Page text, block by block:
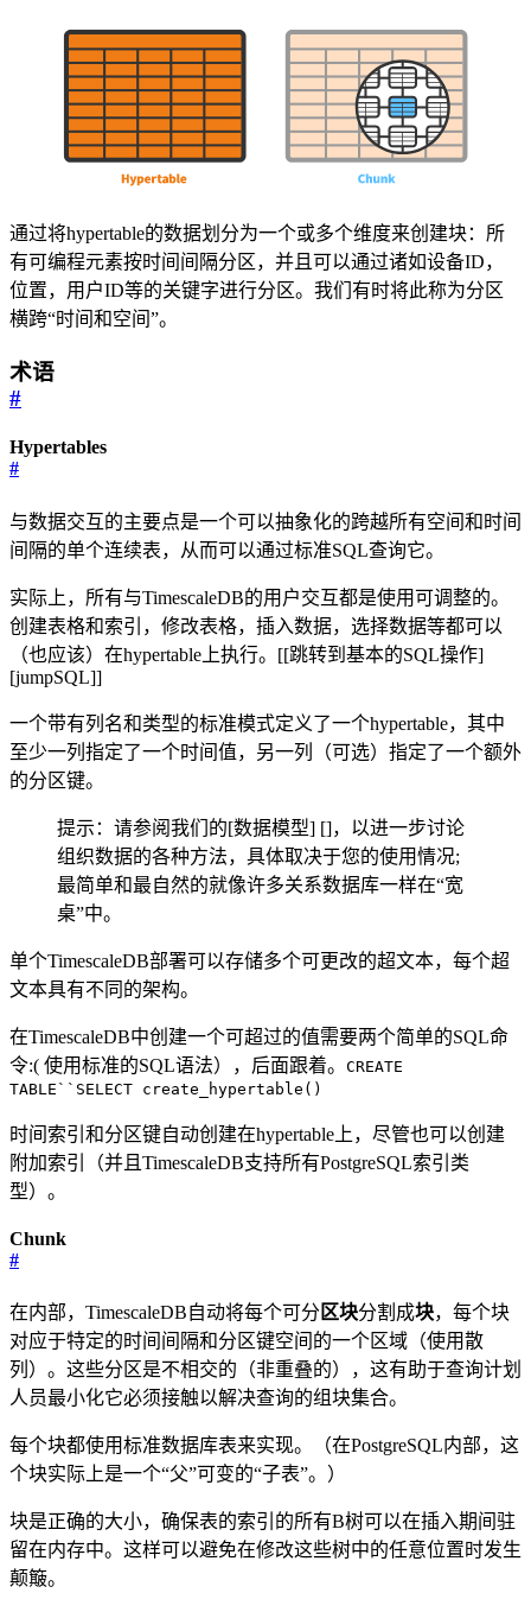
通过将hypertable的数据划分为一个或多个维度来创建块：所
有可编程元素按时间间隔分区，并且可以通过诸如设备ID，
位置，用户ID等的关键字进行分区。我们有时将此称为分区
横跨“时间和空间”。
术语
#
Hypertables
#
与数据交互的主要点是一个可以抽象化的跨越所有空间和时间
间隔的单个连续表，从而可以通过标准SQL查询它。
实际上，所有与TimescaleDB的用户交互都是使用可调整的。
创建表格和索引，修改表格，插入数据，选择数据等都可以
（也应该）在hypertable上执行。[[跳转到基本的SQL操作]
[jumpSQL]]
一个带有列名和类型的标准模式定义了一个hypertable，其中
至少一列指定了一个时间值，另一列（可选）指定了一个额外
的分区键。
提示：请参阅我们的[数据模型] []，以进一步讨论
组织数据的各种方法，具体取决于您的使用情况;
最简单和最自然的就像许多关系数据库一样在“宽
桌”中。
单个TimescaleDB部署可以存储多个可更改的超文本，每个超
文本具有不同的架构。
在TimescaleDB中创建一个可超过的值需要两个简单的SQL命
令:( 使用标准的SQL语法），后面跟着。 CREATE
TABLE``SELECT create_hypertable()
时间索引和分区键自动创建在hypertable上，尽管也可以创建
附加索引（并且TimescaleDB支持所有PostgreSQL索引类
型）。
Chunk
#
在内部，TimescaleDB自动将每个可分 区块分割成块，每个块
对应于特定的时间间隔和分区键空间的一个区域（使用散
列）。这些分区是不相交的（非重叠的），这有助于查询计划
人员最小化它必须接触以解决查询的组块集合。
每个块都使用标准数据库表来实现。（在PostgreSQL内部，这
个块实际上是一个“父”可变的“子表”。）
块是正确的大小，确保表的索引的所有B树可以在插入期间驻
留在内存中。这样可以避免在修改这些树中的任意位置时发生
颠簸。